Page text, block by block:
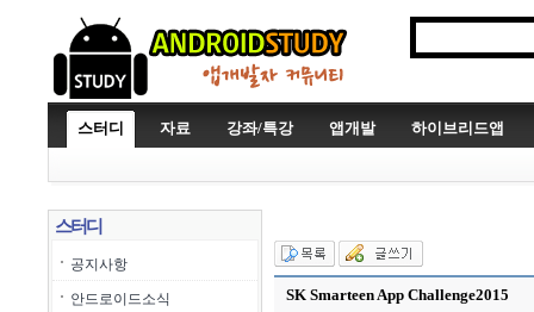
스터디 자료 강좌/특강 앱개발 하이브리드앱
스터디
공지사항
안드로이드소식 SK Smarteen App Challenge2015